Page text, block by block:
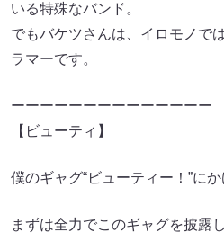
いる特殊なバンド。
でもバケツさんは、イロモノで
ラマーです。
ーーーーーーーーーーーーーー
【ビューティ】
僕のギャグ“ビューティー！”にか
まずは全力でこのギャグを披露